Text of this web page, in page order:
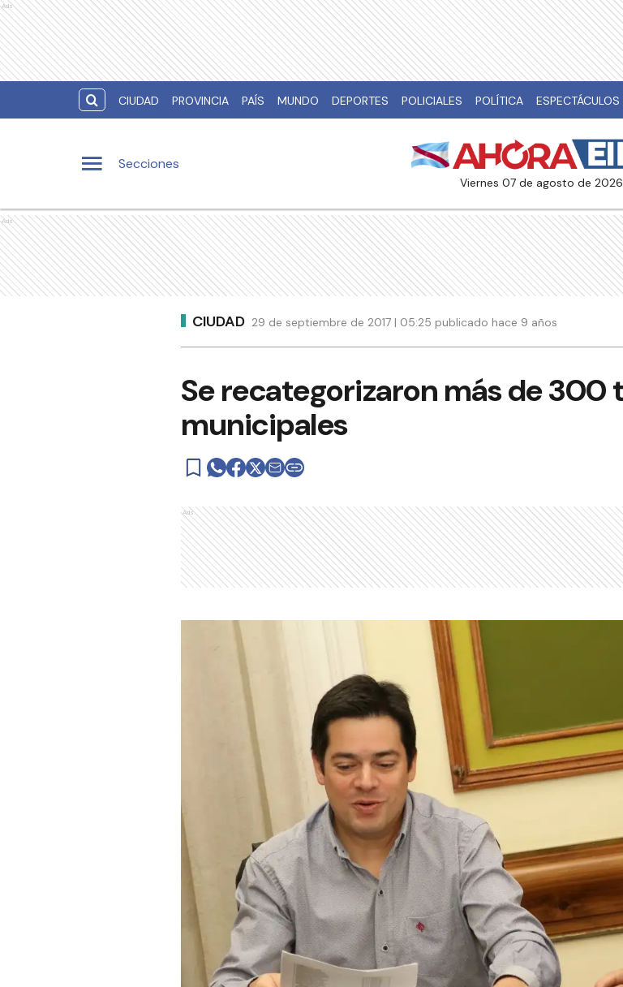
Ads
CIUDAD PROVINCIA PAÍS MUNDO DEPORTES POLICIALES POLÍTICA ESPECTÁCULOS
Secciones
viernes 07 de agosto de 2026
Ads
CIUDAD 29 de septiembre de 2017 | 05:25 publicado hace 9 años
Se recategorizaron más de 300
municipales
Ads